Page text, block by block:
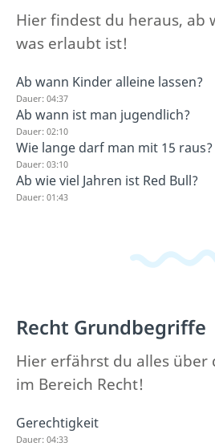
Hier findest du heraus, ab
was erlaubt ist!
Ab wann Kinder alleine lassen?
Dauer: 04:37
Ab wann ist man jugendlich?
Dauer: 02:10
Wie lange darf man mit 15 raus?
Dauer: 03:10
Ab wie viel Jahren ist Red Bull?
Dauer: 01:43
Recht Grundbegriffe
Hier erfährst du alles
im Bereich Recht!
Gerechtigkeit
Dauer: 04:33